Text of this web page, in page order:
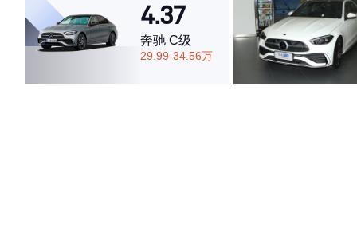
4.37
奔驰 C级
29.99-34.56万